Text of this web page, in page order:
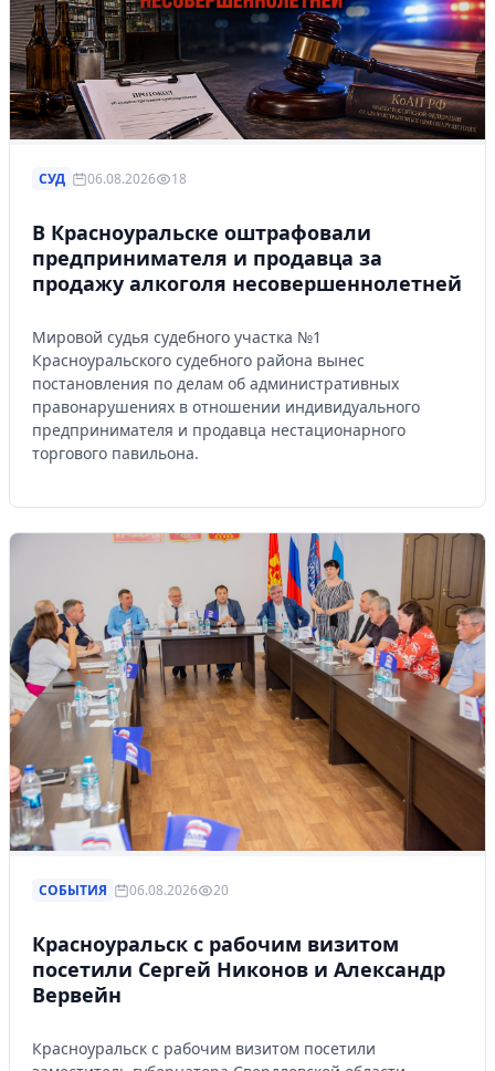
СУД 06.08.2026 18
В Красноуральске оштрафовали
предпринимателя и продавца за
продажу алкоголя несовершеннолетней
Мировой судья судебного участка №1
Красноуральского судебного района вынес
постановления по делам об административных
правонарушениях в отношении индивидуального
предпринимателя и продавца нестационарного
торгового павильона.
СОБЫТИЯ 06.08.2026 20
Красноуральск с рабочим визитом
посетили Сергей Никонов и Александр
Вервейн
Красноуральск с рабочим визитом посетили